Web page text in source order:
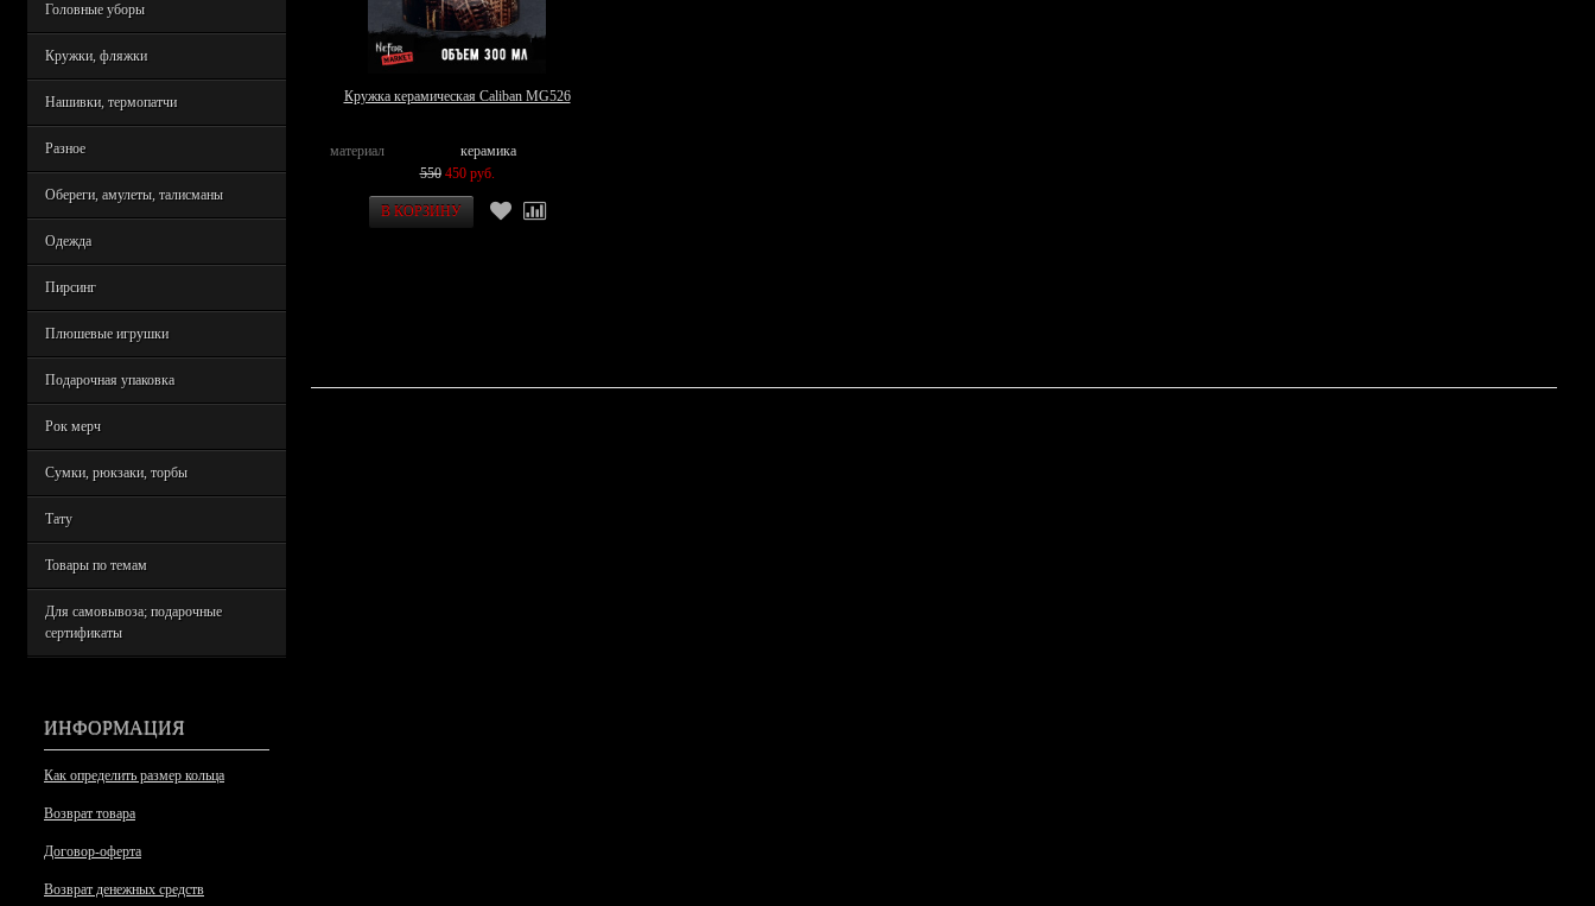
Головные уборы
Кружки, фляжки
Нашивки, термопатчи
Разное
Обереги, амулеты, талисманы
Одежда
Пирсинг
Плюшевые игрушки
Подарочная упаковка
Рок мерч
Сумки, рюкзаки, торбы
Тату
Товары по темам
Для самовывоза; подарочные
сертификаты
ИНФОРМАЦИЯ
Как определить размер кольца
Возврат товара
Договор-оферта
Возврат денежных средств
Кружка керамическая Caliban MG526
материал
керамика
550 450 руб.